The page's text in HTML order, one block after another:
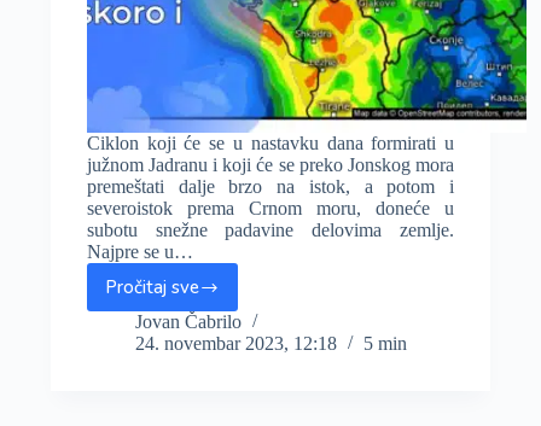
Ciklon koji će se u nastavku dana formirati u
južnom Jadranu i koji će se preko Jonskog mora
premeštati dalje brzo na istok, a potom i
severoistok prema Crnom moru, doneće u
subotu snežne padavine delovima zemlje.
Najpre se u…
Pročitaj sve
Ciklon
donosi
ozbiljne
Jovan Čabrilo
24. novembar 2023, 12:18
5 min